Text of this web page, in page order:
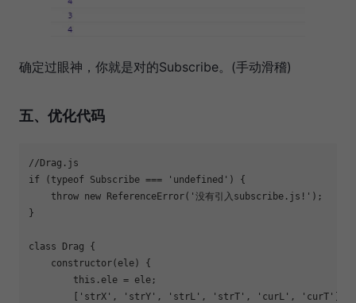
确定过眼神，你就是对的Subscribe。(手动滑稽)
五、优化代码
//Drag.js
if ( typeof Subscribe === 'undefined' ) {
throw new ReferenceError( '没有引入subscribe.js!' );
}
class Drag
{
constructor(ele) {
this .ele = ele;
        [
'strX' , 'strY' , 'strL' , 'strT' , 'curL' , 'curT'